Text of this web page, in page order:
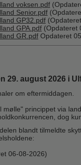
voksen.pdf
Senior.pdf
GP32.pdf
GPA.pdf (Opdateret
GR.pdf Opdateret
29. august 2026 i
om eftermiddagen.
mølle" princippet via
dog
blandt tilmeldte
06-08-2026)